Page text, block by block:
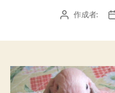
投 作成者: